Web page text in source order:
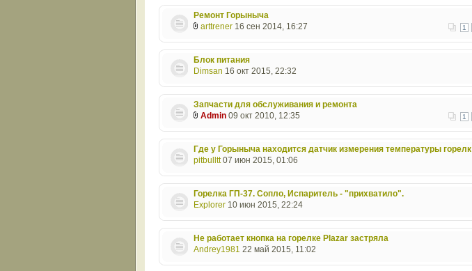
Ремонт Горыныча
1
arttrener16 сен 2014, 16:27
Блок питания
Dimsan 16 окт 2015, 22:32
Запчасти для обслуживания и ремонта
1
Admin09 окт 2010, 12:35
Где у Горыныча находится датчик измерения температуры горелк
pitbulltt07 июн 2015, 01:06
Горелка ГП-37. Сопло, Испаритель - "прихватило".
Explorer10 июн 2015, 22:24
Не работает кнопка на горелке Plazar застряла
Andrey1981 22 май 2015, 11:02